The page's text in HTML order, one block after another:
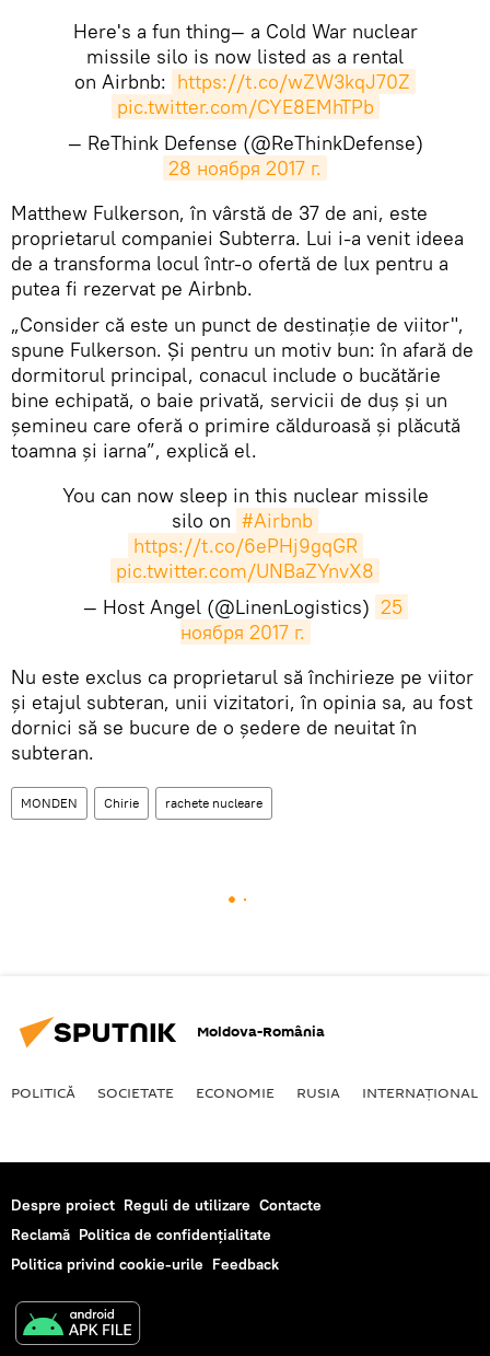
Here's a fun thing— a Cold War nuclear
missile silo is now listed as a rental
on Airbnb: https://t.co/wZW3kqJ70Z
pic.twitter.com/CYE8EMhTPb
— ReThink Defense (@ReThinkDefense)
28 ноября 2017 г.
Matthew Fulkerson, în vârstă de 37 de ani, este
proprietarul companiei Subterra. Lui i-a venit ideea
de a transforma locul într-o ofertă de lux pentru a
putea fi rezervat pe Airbnb.
„Consider că este un punct de destinație de viitor",
spune Fulkerson. Și pentru un motiv bun: în afară de
dormitorul principal, conacul include o bucătărie
bine echipată, o baie privată, servicii de duș și un
șemineu care oferă o primire călduroasă și plăcută
toamna și iarna”, explică el.
You can now sleep in this nuclear missile
silo on #Airbnb
https://t.co/6ePHj9gqGR
pic.twitter.com/UNBaZYnvX8
— Host Angel (@LinenLogistics) 25
ноября 2017 г.
Nu este exclus ca proprietarul să închirieze pe viitor
și etajul subteran, unii vizitatori, în opinia sa, au fost
dornici să se bucure de o ședere de neuitat în
subteran.
MONDEN Chirie rachete nucleare
Moldova-România
POLITICĂ SOCIETATE ECONOMIE RUSIA INTERNAŢIONAL
Despre proiect Reguli de utilizare Contacte
Reclamă Politica de confidențialitate
Politica privind cookie-urile Feedback